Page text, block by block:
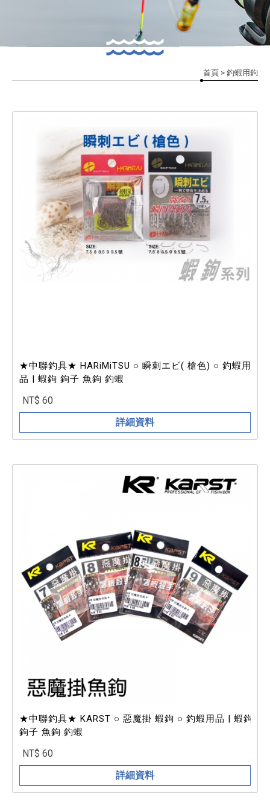
首頁 > 釣蝦用鉤
★中聯釣具★ HARiMiTSU ○ 瞬刺エビ( 槍色) ○ 釣蝦用
品 | 蝦鉤 鉤子 魚鉤 釣蝦
NT$ 60
詳細資料
★中聯釣具★ KARST ○ 惡魔掛 蝦鉤 ○ 釣蝦用品 | 蝦鉤
鉤子 魚鉤 釣蝦
NT$ 60
詳細資料